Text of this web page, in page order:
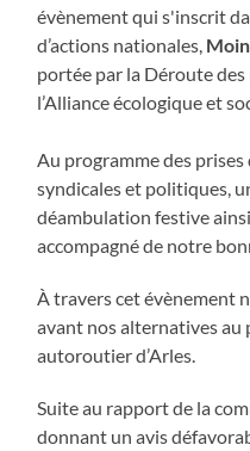
évènement qui s'inscrit
d’actions nationales,
portée par la Déroute
l’Alliance écologique et
Au programme des prises
syndicales et politiques,
déambulation festive
accompagné de notre
À travers cet évènement
avant nos alternatives
autoroutier d’Arles.
Suite au rapport de la
donnant un avis